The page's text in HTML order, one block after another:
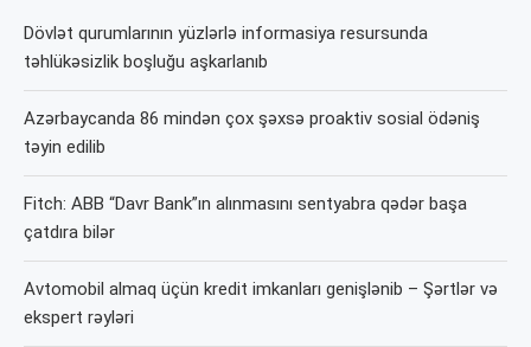
Dövlət qurumlarının yüzlərlə informasiya resursunda
təhlükəsizlik boşluğu aşkarlanıb
Azərbaycanda 86 mindən çox şəxsə proaktiv sosial ödəniş
təyin edilib
Fitch: ABB “Davr Bank”ın alınmasını sentyabra qədər başa
çatdıra bilər
Avtomobil almaq üçün kredit imkanları genişlənib – Şərtlər və
ekspert rəyləri